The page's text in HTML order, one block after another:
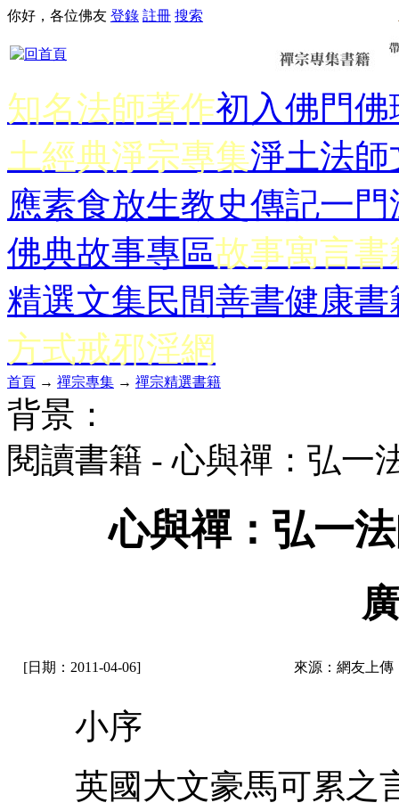
你好，各位佛友 登錄 註冊 搜索
知名法師著作初入佛門佛
土經典淨宗專集淨土法師
應素食放生教史傳記一門
佛典故事專區故事寓言書
精選文集民間善書健康書
方式戒邪淫網
首頁 → 禪宗專集 → 禪宗精選書籍
背景：
閱讀書籍 - 心與禪：弘
心與禪：弘一
[日期：2011-04-06] 來源：網友上
小序
英國大文豪馬可累之